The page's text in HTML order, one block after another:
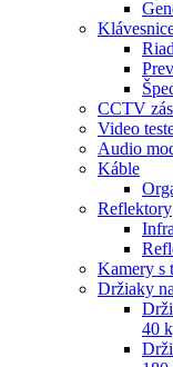
CCTV
Video
Audio
Káble
Reflektory
Kamery s
Držiaky
40